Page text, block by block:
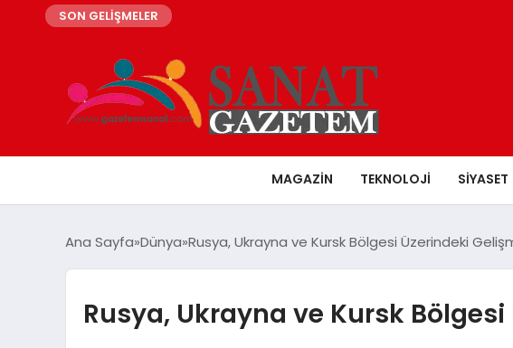
SON GELİŞMELER
MAGAZIN TEKNOLOJI SIYASET
Ana Sayfa Dünya Rusya, Ukrayna ve Kursk Bölgesi Üzerindeki
Rusya, Ukrayna ve Kursk